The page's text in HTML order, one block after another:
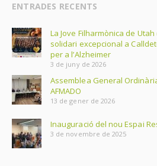
ENTRADES RECENTS
La Jove Filharmònica de
solidari excepcional a
per a l’Alzheimer
3 de juny de 2026
Assemblea General
AFMADO
13 de gener de 2026
Inauguració del nou Espai
3 de novembre de 2025